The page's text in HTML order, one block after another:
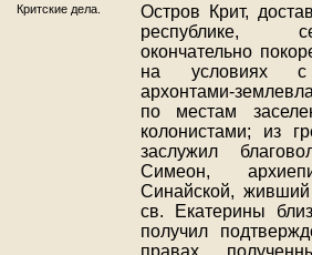
Критские дела.
Остров Крит,
республике,
окончательно
на условиях с
архонтами-
по местам
колонистами; из
заслужил
Симеон,
Синайской,
св. Екатерины
получил
правах,